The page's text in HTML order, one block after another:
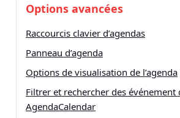
Options avancées
Raccourcis clavier d’agendas
Panneau d’agenda
Options de visualisation de l’agenda
Filtrer et rechercher des événement
AgendaCalendar